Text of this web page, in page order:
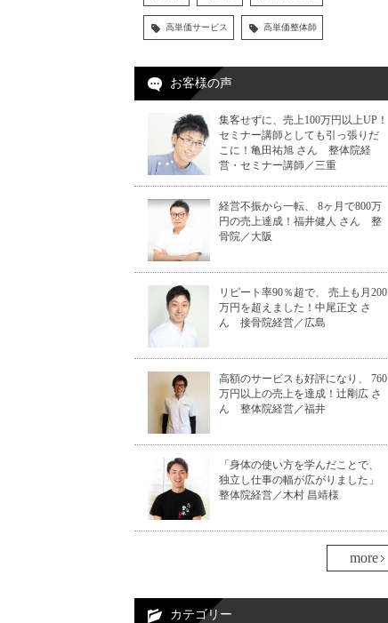
高単価サービス 高単価整体師
お客様の声
集客せずに、売上100万円以上UP！
セミナー講師としても引っ張りだ
こに！亀田祐旭 さん 整体院経
営・セミナー講師／三重
経営不振から一転、 8ヶ月で800万
円の売上達成！福井健人 さん 整
骨院／大阪
リピート率90％超で、 売上も月200
万円を超えました！中尾正文 さ
ん 接骨院経営／広島
高額のサービスも好評になり、 760
万円以上の売上を達成！辻剛広 さ
ん 整体院経営／福井
「身体の使い方を学んだことで、
独立し仕事の幅が広がりました」
整体院経営／木村 昌靖様
more
カテゴリー